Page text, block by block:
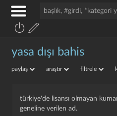
yasa dışı bahis
paylaş araştır filtrele
türkiye'de lisansı olmayan
geneline verilen ad.